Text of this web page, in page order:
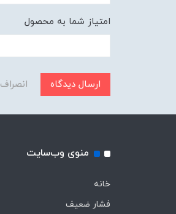
امتیاز شما به محصول
ارسال دیدگاه انصراف
منوی وب‌سایت
خانه
فشار ضعیف